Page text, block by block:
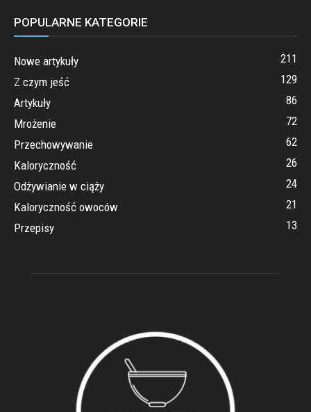
POPULARNE KATEGORIE
Nowe artykuły
211
Z czym jeść
129
Artykuły
86
Mrożenie
72
Przechowywanie
62
Kaloryczność
26
Odżywianie w ciąży
24
Kaloryczność owoców
21
Przepisy
13